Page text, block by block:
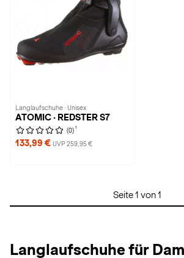
Langlaufschuhe · Unisex
ATOMIC · REDSTER S7
(0) 1
133,99 € UVP 259,95 €
Seite 1 von 1
Langlaufschuhe für